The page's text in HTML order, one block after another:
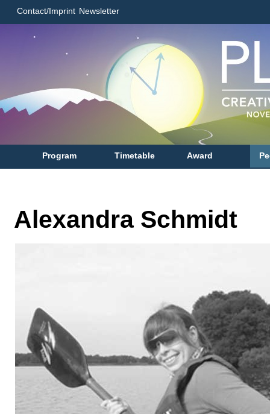
Contact/Imprint Newsletter
Program Timetable Award
Alexandra Schmidt